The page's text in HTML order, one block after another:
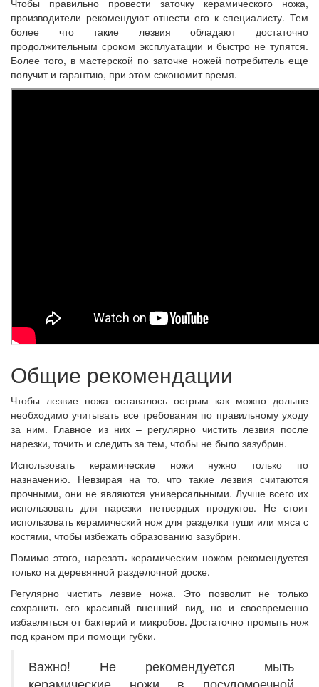
Чтобы правильно провести заточку керамического ножа,
производители рекомендуют отнести его к специалисту. Тем
более что такие лезвия обладают достаточно
продолжительным сроком эксплуатации и быстро не тупятся.
Более того, в мастерской по заточке ножей потребитель еще
получит и гарантию, при этом сэкономит время.
Общие рекомендации
Чтобы лезвие ножа оставалось острым как можно дольше
необходимо учитывать все требования по правильному уходу
за ним. Главное из них – регулярно чистить лезвия после
нарезки, точить и следить за тем, чтобы не было зазубрин.
Использовать керамические ножи нужно только по
назначению. Невзирая на то, что такие лезвия считаются
прочными, они не являются универсальными. Лучше всего их
использовать для нарезки нетвердых продуктов. Не стоит
использовать керамический нож для разделки туши или мяса с
костями, чтобы избежать образованию зазубрин.
Помимо этого, нарезать керамическим ножом рекомендуется
только на деревянной разделочной доске.
Регулярно чистить лезвие ножа. Это позволит не только
сохранить его красивый внешний вид, но и своевременно
избавляться от бактерий и микробов. Достаточно промыть нож
под краном при помощи губки.
Важно! Не рекомендуется мыть